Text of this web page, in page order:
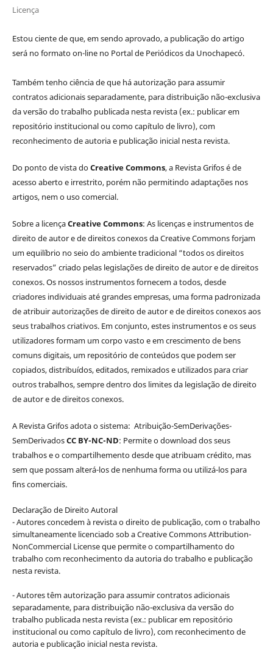
Licença
Estou ciente de que, em sendo aprovado, a publicação do artigo
será no formato on-line no Portal de Periódicos da Unochapecó.
Também tenho ciência de que há autorização para assumir
contratos adicionais separadamente, para distribuição não-exclusiva
da versão do trabalho publicada nesta revista (ex.: publicar em
repositório institucional ou como capítulo de livro), com
reconhecimento de autoria e publicação inicial nesta revista.
Do ponto de vista doCreative Commons, a Revista Grifos é de
acesso aberto e irrestrito, porém não permitindo adaptações nos
artigos, nem o uso comercial.
Sobre a licençaCreative Commons: As licenças e instrumentos de
direito de autor e de direitos conexos da Creative Commons forjam
um equilíbrio no seio do ambiente tradicional “todos os direitos
reservados” criado pelas legislações de direito de autor e de direitos
conexos. Os nossos instrumentos fornecem a todos, desde
criadores individuais até grandes empresas, uma forma padronizada
de atribuir autorizações de direito de autor e de direitos conexos aos
seus trabalhos criativos. Em conjunto, estes instrumentos e os seus
utilizadores formam um corpo vasto e em crescimento de bens
comuns digitais, um repositório de conteúdos que podem ser
copiados, distribuídos, editados, remixados e utilizados para criar
outros trabalhos, sempre dentro dos limites da legislação de direito
de autor e de direitos conexos.
A Revista Grifos adota o sistema: Atribuição-SemDerivações-
SemDerivadosCC BY-NC-ND: Permite o download dos seus
trabalhos e o compartilhemento desde que atribuam crédito, mas
sem que possam alterá-los de nenhuma forma ou utilizá-los para
fins comerciais.
Declaração de Direito Autoral
- Autores concedem à revista o direito de publicação, com o trabalho
simultaneamente licenciado sob a Creative Commons Attribution-
NonCommercial License que permite o compartilhamento do
trabalho com reconhecimento da autoria do trabalho e publicação
nesta revista.
- Autores têm autorização para assumir contratos adicionais
separadamente, para distribuição não-exclusiva da versão do
trabalho publicada nesta revista (ex.: publicar em repositório
institucional ou como capítulo de livro), com reconhecimento de
autoria e publicação inicial nesta revista.